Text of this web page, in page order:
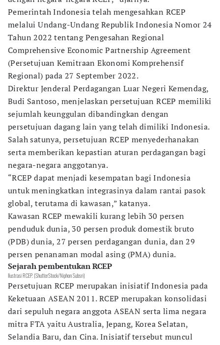
Pemerintah Indonesia telah mengesahkan RCEP
melalui Undang-Undang Republik Indonesia Nomor 24
Tahun 2022 tentang Pengesahan Regional
Comprehensive Economic Partnership Agreement
(Persetujuan Kemitraan Ekonomi Komprehensif
Regional) pada 27 September 2022.
Direktur Jenderal Perdagangan Luar Negeri Kemendag,
Budi Santoso, menjelaskan persetujuan RCEP memiliki
sejumlah keunggulan dibandingkan dengan
persetujuan dagang lain yang telah dimiliki Indonesia.
Salah satunya, persetujuan RCEP menyederhanakan
serta memberikan kepastian aturan perdagangan bagi
negara-negara anggotanya.
“RCEP dapat menjadi kesempatan bagi Indonesia
untuk meningkatkan integrasinya dalam rantai pasok
global, terutama di kawasan,” katanya.
Kawasan RCEP mewakili kurang lebih 30 persen
penduduk dunia, 30 persen produk domestik bruto
(PDB) dunia, 27 persen perdagangan dunia, dan 29
persen penanaman modal asing (PMA) dunia.
Sejarah pembentukan RCEP
Ilustrasi RCEP. (ShutterStock/Niphon Subsri)
Persetujuan RCEP merupakan inisiatif Indonesia pada
Keketuaan ASEAN 2011. RCEP merupakan konsolidasi
dari sepuluh negara anggota ASEAN serta lima negara
mitra FTA yaitu Australia, Jepang, Korea Selatan,
Selandia Baru, dan Cina. Inisiatif tersebut muncul